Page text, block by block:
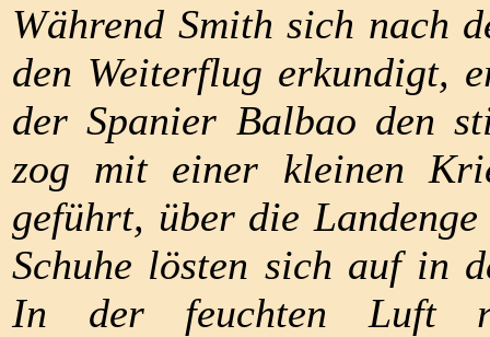
Während Smith sich nach
den Weiterflug erkundigt,
der Spanier Balbao den
zog mit einer kleinen
geführt, über die
Schuhe lösten sich auf in
In der feuchten Luft